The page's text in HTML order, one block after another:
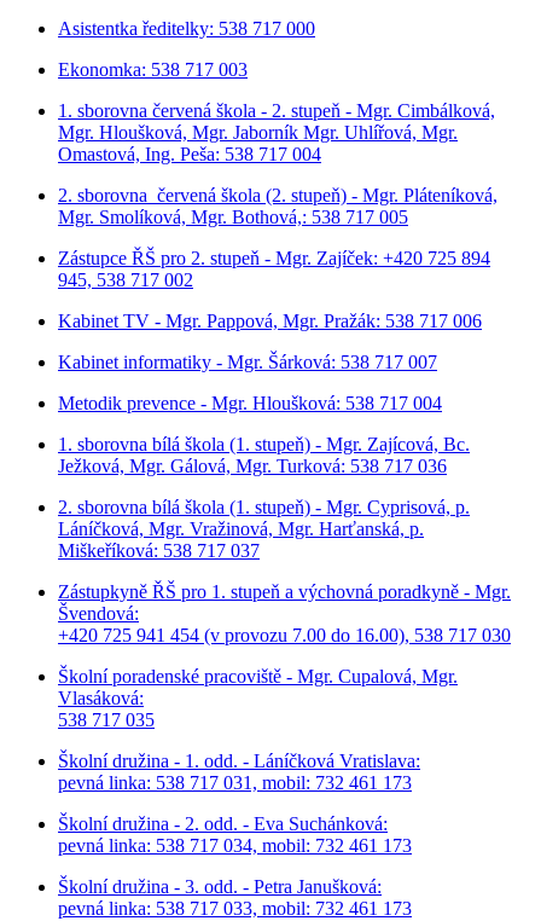
Asistentka ředitelky: 538 717 000
Ekonomka: 538 717 003
1. sborovna červená škola - 2. stupeň - Mgr. Cimbálková,
Mgr. Hloušková, Mgr. Jaborník Mgr. Uhlířová, Mgr.
Omastová, Ing. Peša: 538 717 004
2. sborovna červená škola (2. stupeň) - Mgr. Pláteníková,
Mgr. Smolíková, Mgr. Bothová,: 538 717 005
Zástupce ŘŠ pro 2. stupeň - Mgr. Zajíček: +420 725 894
945, 538 717 002
Kabinet TV - Mgr. Pappová, Mgr. Pražák: 538 717 006
Kabinet informatiky - Mgr. Šárková: 538 717 007
Metodik prevence - Mgr. Hloušková: 538 717 004
1. sborovna bílá škola (1. stupeň) - Mgr. Zajícová, Bc.
Ježková, Mgr. Gálová, Mgr. Turková: 538 717 036
2. sborovna bílá škola (1. stupeň) - Mgr. Cyprisová, p.
Láníčková, Mgr. Vražinová, Mgr. Harťanská, p.
Miškeříková: 538 717 037
Zástupkyně ŘŠ pro 1. stupeň a výchovná poradkyně - Mgr.
Švendová:
+420 725 941 454 (v provozu 7.00 do 16.00), 538 717 030
Školní poradenské pracoviště - Mgr. Cupalová, Mgr.
Vlasáková:
538 717 035
Školní družina - 1. odd. - Láníčková Vratislava:
pevná linka: 538 717 031, mobil: 732 461 173
Školní družina - 2. odd. - Eva Suchánková:
pevná linka: 538 717 034, mobil: 732 461 173
Školní družina - 3. odd. - Petra Janušková:
pevná linka: 538 717 033, mobil: 732 461 173